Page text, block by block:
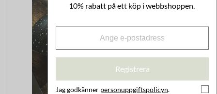
10% rabatt på ett köp i webbshoppen.
Registrera
Jag godkänner personuppgiftspolicyn.